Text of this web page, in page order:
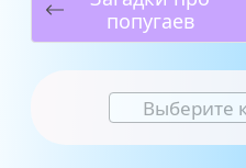
попугаев
Выберите